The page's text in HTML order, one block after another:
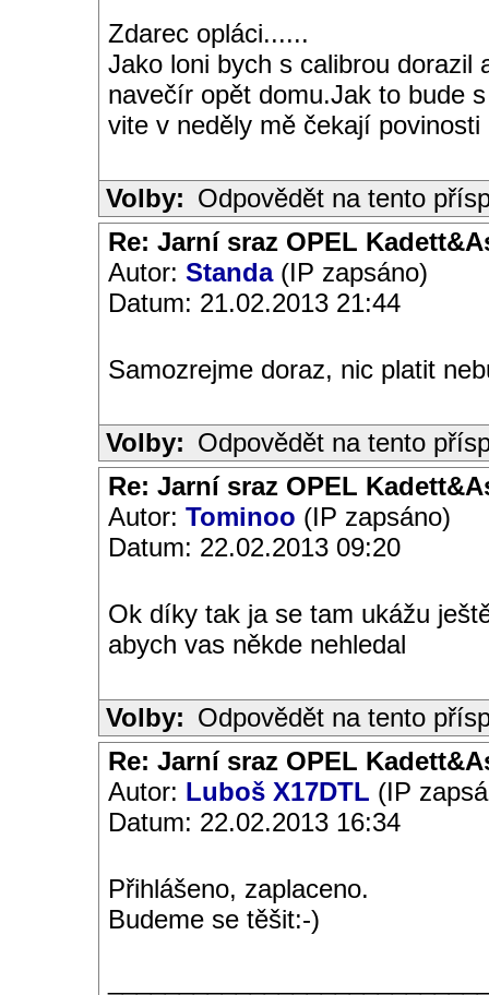
Zdarec opláci......
Jako loni bych s calibrou dorazil
navečír opět domu.Jak to bude
vite v neděly mě čekají povinosti
Volby: Odpovědět na tento
Re: Jarní sraz OPEL
Autor: Standa(IP zapsáno)
Datum: 21.02.2013 21:44
Samozrejme doraz, nic platit
Volby: Odpovědět na tento
Re: Jarní sraz OPEL
Autor: Tominoo (IP zapsáno)
Datum: 22.02.2013 09:20
Ok díky tak ja se tam ukážu
abych vas někde nehledal
Volby: Odpovědět na tento
Re: Jarní sraz OPEL
Autor: Luboš X17DTL (IP
Datum: 22.02.2013 16:34
Přihlášeno, zaplaceno.
Budeme se těšit:-)